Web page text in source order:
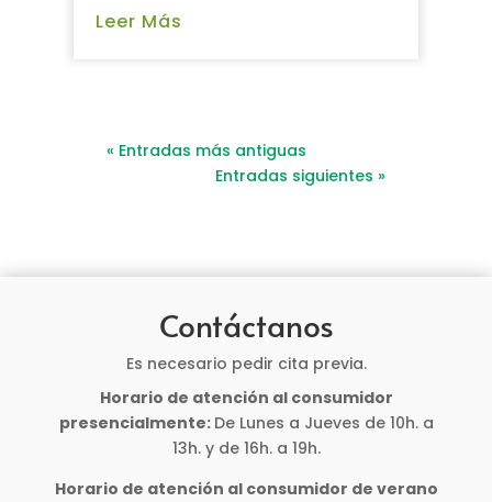
Leer Más
« Entradas más antiguas
Entradas siguientes »
Contáctanos
Es necesario pedir cita previa.
Horario de atención al consumidor
presencialmente: De Lunes a Jueves de 10h. a
13h. y de 16h. a 19h.
Horario de atención al consumidor de verano